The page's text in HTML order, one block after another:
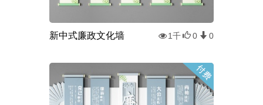
新中式廉政文化墙 1千 0 0